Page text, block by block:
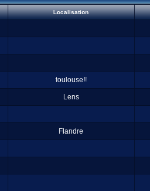
Localisation
toulouse!!
Lens
Flandre